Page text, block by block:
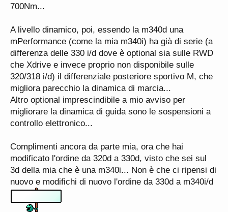
700Nm...
A livello dinamico, poi, essendo la m340d una
mPerformance (come la mia m340i) ha già di serie (a
differenza delle 330 i/d dove è optional sia sulle RWD
che Xdrive e invece proprio non disponibile sulle
320/318 i/d) il differenziale posteriore sportivo M, che
migliora parecchio la dinamica di marcia...
Altro optional imprescindibile a mio avviso per
migliorare la dinamica di guida sono le sospensioni a
controllo elettronico...
Complimenti ancora da parte mia, ora che hai
modificato l'ordine da 320d a 330d, visto che sei sul
3d della mia che è una m340i... Non è che ci ripensi di
nuovo e modifichi di nuovo l'ordine da 330d a m340i/d